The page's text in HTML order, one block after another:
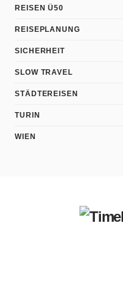
REISEN Ü50
REISEPLANUNG
SICHERHEIT
SLOW TRAVEL
STÄDTEREISEN
TURIN
WIEN